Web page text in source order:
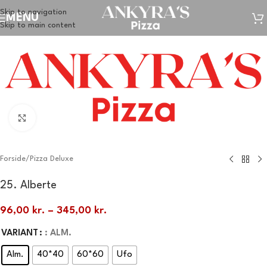
Skip to navigation
Skip to main content
MENU
Forside/ Pizza Deluxe
25. Alberte
96,00 kr. – 345,00 kr.
VARIANT : ALM.
Alm. 40*40 60*60 Ufo